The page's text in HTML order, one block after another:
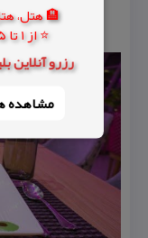
🏨 هتل،
⭐ از 1 تا 5 ستاره | فولبرد | نزدیک حرم
رزرو آنلاین
مشاهده